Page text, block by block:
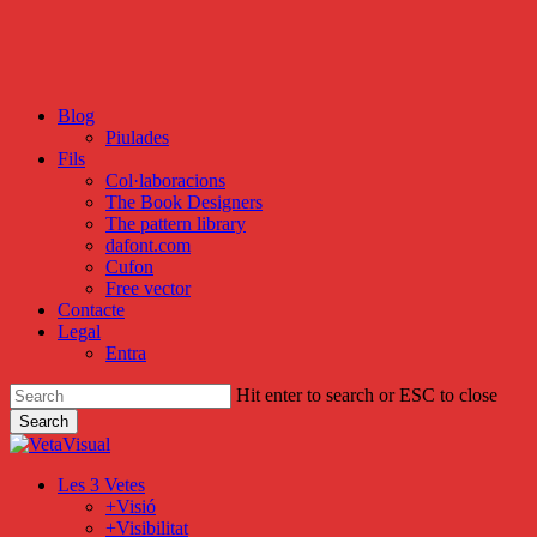
Blog
Piulades
Fils
Col·laboracions
The Book Designers
The pattern library
dafont.com
Cufon
Free vector
Contacte
Legal
Entra
Hit enter to search or ESC to close
Search
Close
search
Menu
Les 3 Vetes
+Visió
+Visibilitat